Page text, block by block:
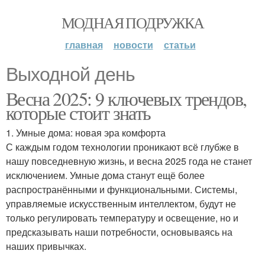
МОДНАЯ ПОДРУЖКА
главная новости статьи
Выходной день
Весна 2025: 9 ключевых трендов,
которые стоит знать
1. Умные дома: новая эра комфорта
С каждым годом технологии проникают всё глубже в
нашу повседневную жизнь, и весна 2025 года не станет
исключением. Умные дома станут ещё более
распространёнными и функциональными. Системы,
управляемые искусственным интеллектом, будут не
только регулировать температуру и освещение, но и
предсказывать наши потребности, основываясь на
наших привычках.